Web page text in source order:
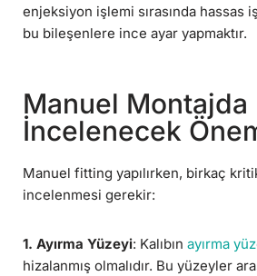
enjeksiyon işlemi sırasında hassas
bu bileşenlere ince ayar yapmaktır.
Manuel Montajda
İncelenecek
Manuel fitting yapılırken, birkaç
incelenmesi gerekir:
1. Ayırma Yüzeyi: Kalıbın ayırma
hizalanmış olmalıdır. Bu yüzeyler